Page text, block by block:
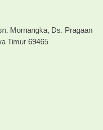
Mornangka, Ds. Pragaan
Timur 69465